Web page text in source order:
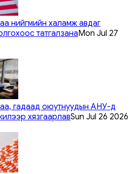
нийгмийн халамж авдаг
татгалзанаMon Jul 27
гадаад оюутнуудын АНУ-д
хязгаарлавSun Jul 26 2026